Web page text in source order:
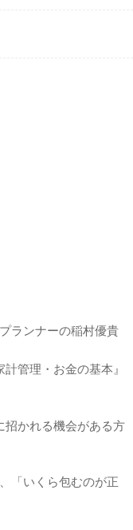
ランナーの稲村優貴
管理・お金の基本』
招かれる機会がある方
「いくら包むのが正